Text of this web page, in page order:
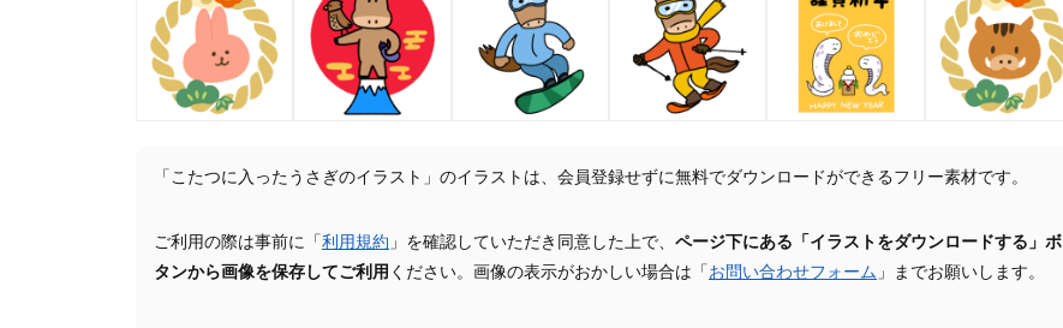
「こたつに入ったうさぎのイラスト」のイラストは、会員登録せずに無料でダウンロードができるフリー素材です。
ご利用の際は事前に「 利用規約 」を確認していただき同意した上で、 ページ下にある「イラストをダウンロードする」ボ
タンから画像を保存してご利用 ください。画像の表示がおかしい場合は「 お問い合わせフォーム 」までお願いします。